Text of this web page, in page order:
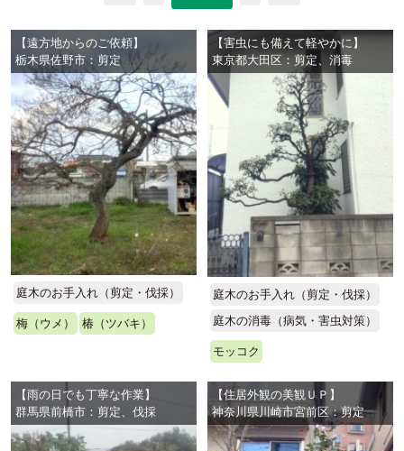
【遠方地からのご依頼】
栃木県佐野市：剪定
庭木のお手入れ（剪定・伐採）
梅（ウメ） 椿（ツバキ）
【害虫にも備えて軽やかに】
東京都大田区：剪定、消毒
庭木のお手入れ（剪定・伐採）
庭木の消毒（病気・害虫対策）
モッコク
【雨の日でも丁寧な作業】
群馬県前橋市：剪定、伐採
【住居外観の美観ＵＰ】
神奈川県川崎市宮前区：剪定